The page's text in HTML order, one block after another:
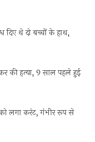
दिए थे दो बच्चों के हाथ,
की हत्या, 9 साल पहले हुई
लगा करंट, गंभीर रूप से